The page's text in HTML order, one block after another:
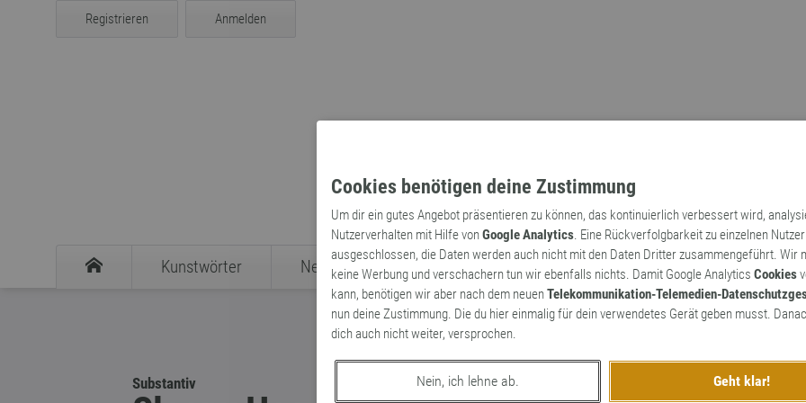
Cookies benötigen deine Zustimmung
Um dir ein gutes Angebot präsentieren zu können, das kontinuierlich verbessert wird,
Nutzerverhalten mit Hilfe vonGoogle Analytics. Eine Rückverfolgbarkeit zu einzelnen
ausgeschlossen, die Daten werden auch nicht mit den Daten Dritter zusammengeführt. Wir
keine Werbung und verschachern tun wir ebenfalls nichts. Damit Google Analytics Cookies
kann, benötigen wir aber nach dem neuenTelekommunikation-Telemedien-
nun deine Zustimmung. Die du hier einmalig für dein verwendetes Gerät geben musst.
dich auch nicht weiter, versprochen.
Nein, ich lehne ab. Geht klar!
Registrieren Anmelden
Kunstwörter Neologismen Archaismen Markennamen
Substantiv